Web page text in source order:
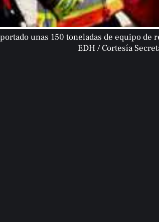
unas 150 toneladas de equipo
EDH / Cortesía